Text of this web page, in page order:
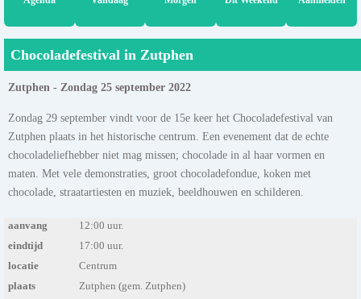
Chocoladefestival in Zutphen
Zutphen - Zondag 25 september 2022
Zondag 29 september vindt voor de 15e keer het Chocoladefestival van
Zutphen plaats in het historische centrum. Een evenement dat de echte
chocoladeliefhebber niet mag missen; chocolade in al haar vormen en
maten. Met vele demonstraties, groot chocoladefondue, koken met
chocolade, straatartiesten en muziek, beeldhouwen en schilderen.
aanvang
12:00 uur.
eindtijd
17:00 uur.
locatie
Centrum
plaats
Zutphen (gem. Zutphen)